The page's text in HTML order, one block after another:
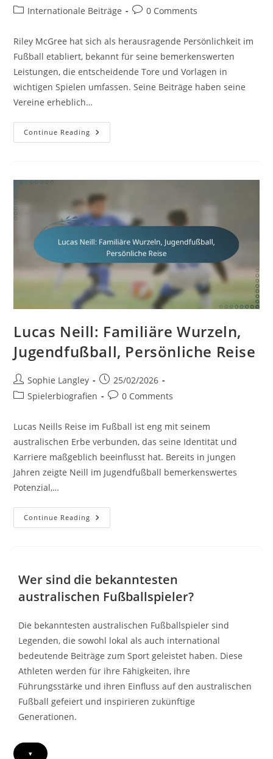
author:
published:
PostInternationale Beiträge
Post0 Comments
Riley McGree hat sich als herausragende Persönlichkeit im
Fußball etabliert, bekannt für seine bemerkenswerten
Leistungen, die entscheidende Tore und Vorlagen in
wichtigen Spielen umfassen. Seine Beiträge haben seine
Vereine erheblich…
Continue Reading Riley
McGree:
Beiträge
Lucas Neill: Familiäre Wurzeln,
Jugendfußball, Persönliche Reise
Post
author:
Sophie Langley
Post
published:
25/02/2026
PostSpielerbiografien
Post0 Comments
Lucas Neills Reise im Fußball ist eng mit seinem
australischen Erbe verbunden, das seine Identität und
Karriere maßgeblich beeinflusst hat. Bereits in jungen
Jahren zeigte Neill im Jugendfußball bemerkenswertes
Potenzial,…
Continue Reading Lucas
Neill:
Wer sind die bekanntesten
australischen Fußballspieler?
Die bekanntesten australischen Fußballspieler sind
Legenden, die sowohl lokal als auch international
bedeutende Beiträge zum Sport geleistet haben. Diese
Athleten werden für ihre Fähigkeiten, ihre
Führungsstärke und ihren Einfluss auf den australischen
Fußball gefeiert und inspirieren zukünftige
Generationen.
▾